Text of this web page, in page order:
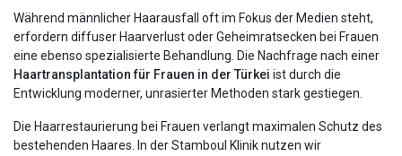
Während männlicher Haarausfall oft im Fokus der Medien steht,
erfordern diffuser Haarverlust oder Geheimratsecken bei Frauen
eine ebenso spezialisierte Behandlung. Die Nachfrage nach einer
Haartransplantation für Frauen in der Türkei ist durch die
Entwicklung moderner, unrasierter Methoden stark gestiegen.
Die Haarrestaurierung bei Frauen verlangt maximalen Schutz des
bestehenden Haares. In der Stamboul Klinik nutzen wir